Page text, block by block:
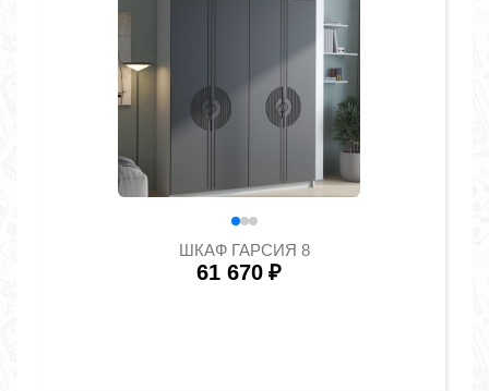
ШКАФ ГАРСИЯ 8
61 670 ₽